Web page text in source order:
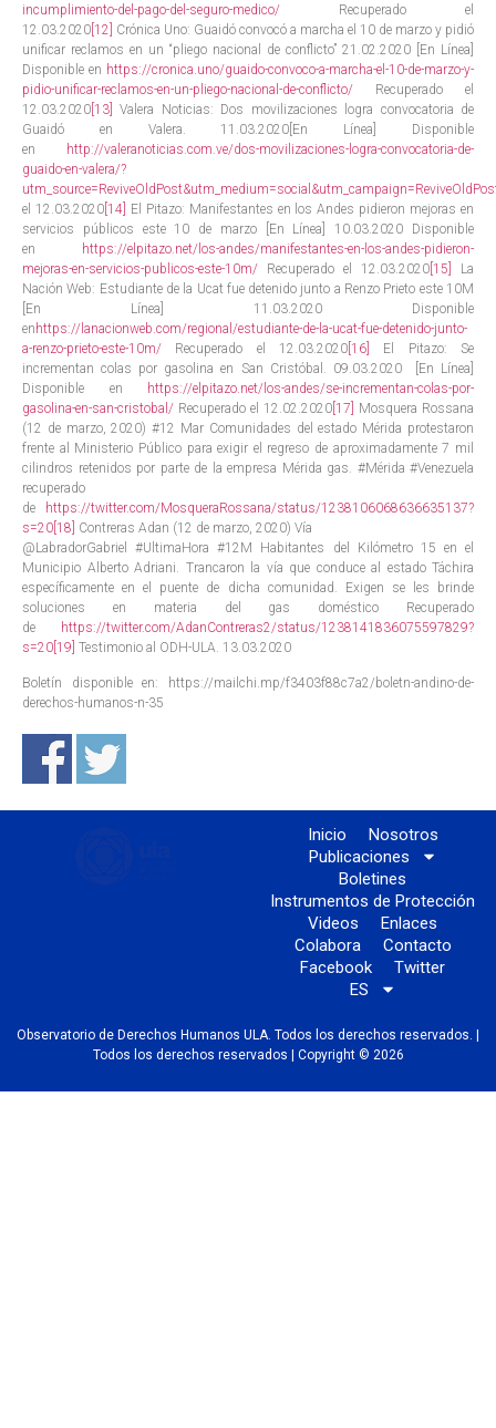
incumplimiento-del-pago-del-seguro-medico/ Recuperado el
12.03.2020 [12] Crónica Uno: Guaidó convocó a marcha el 10 de marzo y pidió
unificar reclamos en un “pliego nacional de conflicto” 21.02.2020 [En Línea]
Disponible en https://cronica.uno/guaido-convoco-a-marcha-el-10-de-marzo-y-
pidio-unificar-reclamos-en-un-pliego-nacional-de-conflicto/ Recuperado el
12.03.2020 [13]
Valera Noticias: Dos movilizaciones logra convocatoria de
Guaidó en Valera. 11.03.2020[En Línea] Disponible
en http://valeranoticias.com.ve/dos-movilizaciones-logra-convocatoria-de-
guaido-en-valera/?
el 12.03.2020[14] El Pitazo: Manifestantes en los Andes pidieron mejoras en
servicios públicos este 10 de marzo [En Línea] 10.03.2020 Disponible
en https://elpitazo.net/los-andes/manifestantes-en-los-andes-pidieron-
mejoras-en-servicios-publicos-este-10m/ Recuperado el 12.03.2020 [15]
La
Nación Web: Estudiante de la Ucat fue detenido junto a Renzo Prieto este 10M
[En Línea] 11.03.2020 Disponible
enhttps://lanacionweb.com/regional/estudiante-de-la-ucat-fue-detenido-junto-
a-renzo-prieto-este-10m/ Recuperado el 12.03.2020 [16]
El Pitazo: Se
incrementan colas por gasolina en San Cristóbal. 09.03.2020 [En Línea]
Disponible en https://elpitazo.net/los-andes/se-incrementan-colas-por-
gasolina-en-san-cristobal/ Recuperado el 12.02.2020 [17]
Mosquera Rossana
(12 de marzo, 2020) #12 Mar Comunidades del estado Mérida protestaron
frente al Ministerio Público para exigir el regreso de aproximadamente 7 mil
cilindros retenidos por parte de la empresa Mérida gas. #Mérida #Venezuela
recuperado
de https://twitter.com/MosqueraRossana/status/1238106068636635137?
s=20 [18] Contreras Adan (12 de marzo, 2020) Vía
@LabradorGabriel #UltimaHora #12M Habitantes del Kilómetro 15 en el
Municipio Alberto Adriani. Trancaron la vía que conduce al estado Táchira
específicamente en el puente de dicha comunidad. Exigen se les brinde
soluciones en materia del gas doméstico Recuperado
de https://twitter.com/AdanContreras2/status/1238141836075597829?
s=20 [19] Testimonio al ODH-ULA. 13.03.2020
Boletín disponible en: https://mailchi.mp/f3403f88c7a2/boletn-andino-de-
derechos-humanos-n-35
Inicio
Nosotros
Publicaciones
Boletines
Instrumentos de Protección
Videos
Enlaces
Colabora
Contacto
Facebook
Twitter
ES
Observatorio de Derechos Humanos ULA. Todos los derechos reservados. |
Todos los derechos reservados | Copyright © 2026